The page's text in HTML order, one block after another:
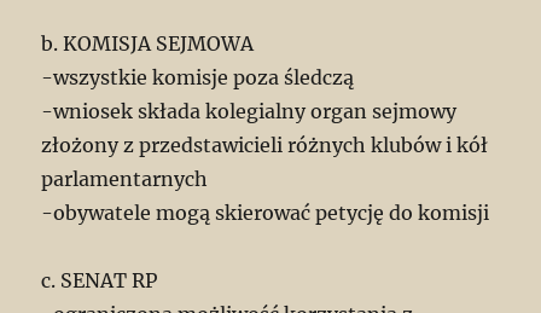
b. KOMISJA SEJMOWA
-wszystkie komisje poza śledczą
-wniosek składa kolegialny organ sejmowy
złożony z przedstawicieli różnych klubów i kół
parlamentarnych
-obywatele mogą skierować petycję do komisji
c. SENAT RP